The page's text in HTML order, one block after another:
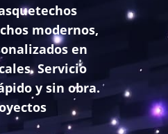
modernos,
en
Servicio
y sin obra.